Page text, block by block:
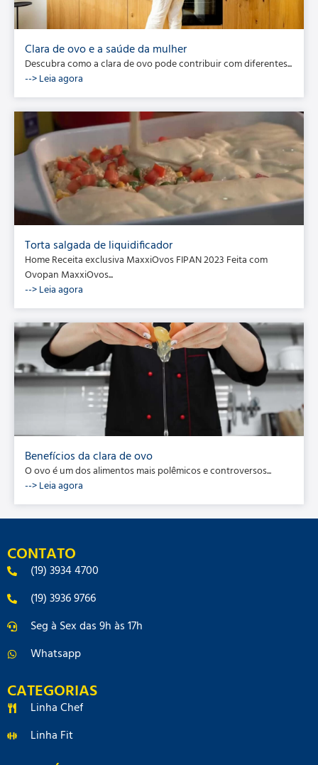
Clara de ovo e a saúde da mulher
Descubra como a clara de ovo pode contribuir com diferentes...
--> Leia agora
Torta salgada de liquidificador
Home Receita exclusiva MaxxiOvos FIPAN 2023 Feita com
Ovopan MaxxiOvos...
--> Leia agora
Benefícios da clara de ovo
O ovo é um dos alimentos mais polêmicos e controversos...
--> Leia agora
CONTATO
(19) 3934 4700
(19) 3936 9766
Seg à Sex das 9h às 17h
Whatsapp
CATEGORIAS
Linha Chef
Linha Fit